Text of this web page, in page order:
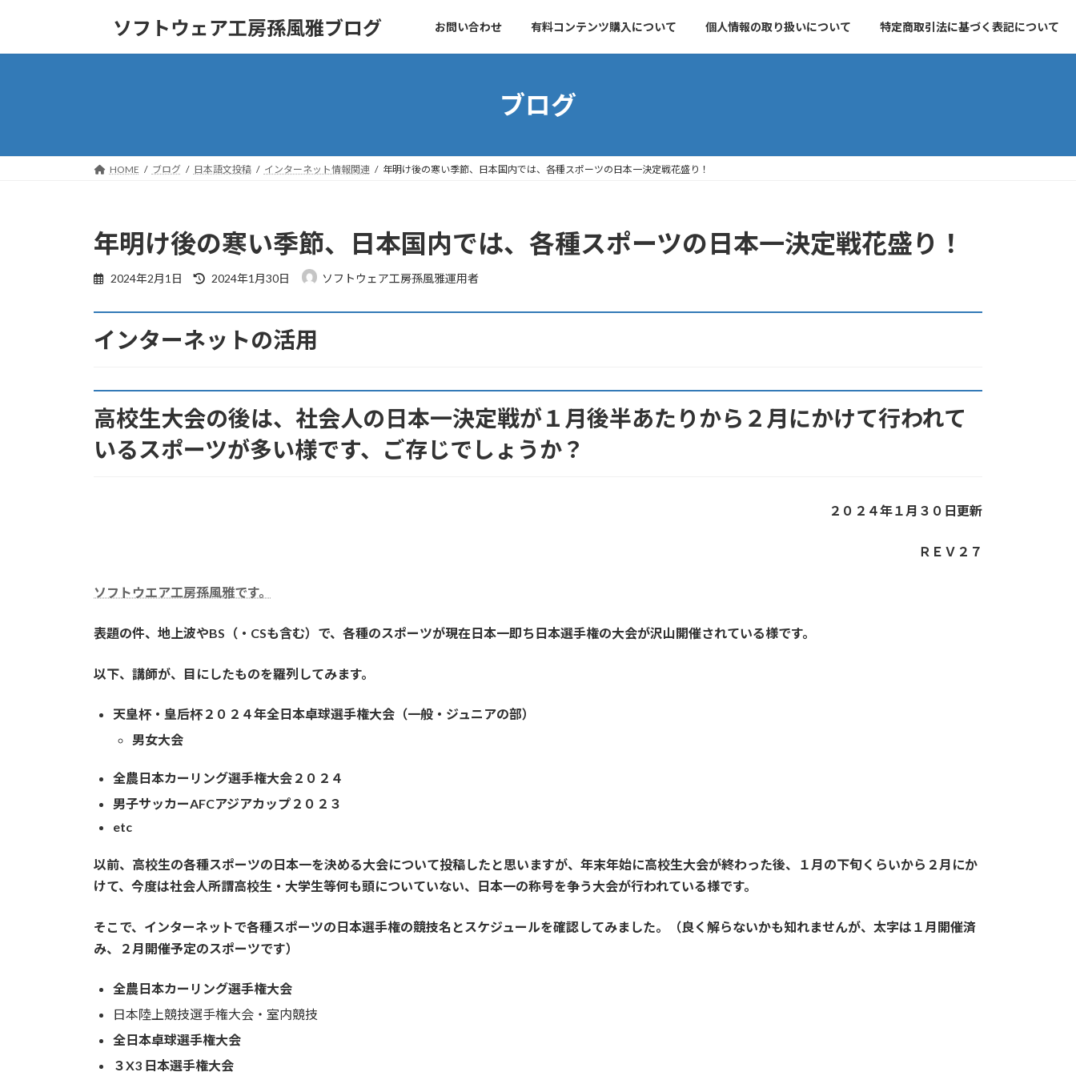
ソフトウェア工房孫風雅ブログ お問い合わせ 有料コンテンツ購入について 個人情報の取り扱いについて 特定商取引法に基づく表記について
ブログ
HOME ブログ 日本語文投稿 インターネット情報関連 年明け後の寒い季節、日本国内では、各種スポーツの日本一決定戦花盛り！
年明け後の寒い季節、日本国内では、各種スポーツの日本一決定戦花盛り！
2024年2月1日
最
日
時
2024年1月30日 ソフトウェア工房孫風雅運用者
インターネットの活用
高校生大会の後は、社会人の日本一決定戦が１月後半あたりから２月にかけて行われて
いるスポーツが多い様です、ご存じでしょうか？
２０２４年１月３０日更新
ＲＥＶ２７
ソフトウエア工房孫風雅です。
表題の件、地上波やBS（・CSも含む）で、各種のスポーツが現在日本一即ち日本選手権の大会が沢山開催されている様です。
以下、講師が、目にしたものを羅列してみます。
天皇杯・皇后杯２０２４年全日本卓球選手権大会（一般・ジュニアの部）
男女大会
全農日本カーリング選手権大会２０２４
男子サッカーAFCアジアカップ２０２３
etc
以前、高校生の各種スポーツの日本一を決める大会について投稿したと思いますが、年末年始に高校生大会が終わった後、１月の下旬くらいから２月にか
けて、今度は社会人所謂高校生・大学生等何も頭についていない、日本一の称号を争う大会が行われている様です。
そこで、インターネットで各種スポーツの日本選手権の競技名とスケジュールを確認してみました。（良く解らないかも知れませんが、太字は１月開催済
み、２月開催予定のスポーツです）
全農日本カーリング選手権大会
日本陸上競技選手権大会・室内競技
全日本卓球選手権大会
３X3 日本選手権大会